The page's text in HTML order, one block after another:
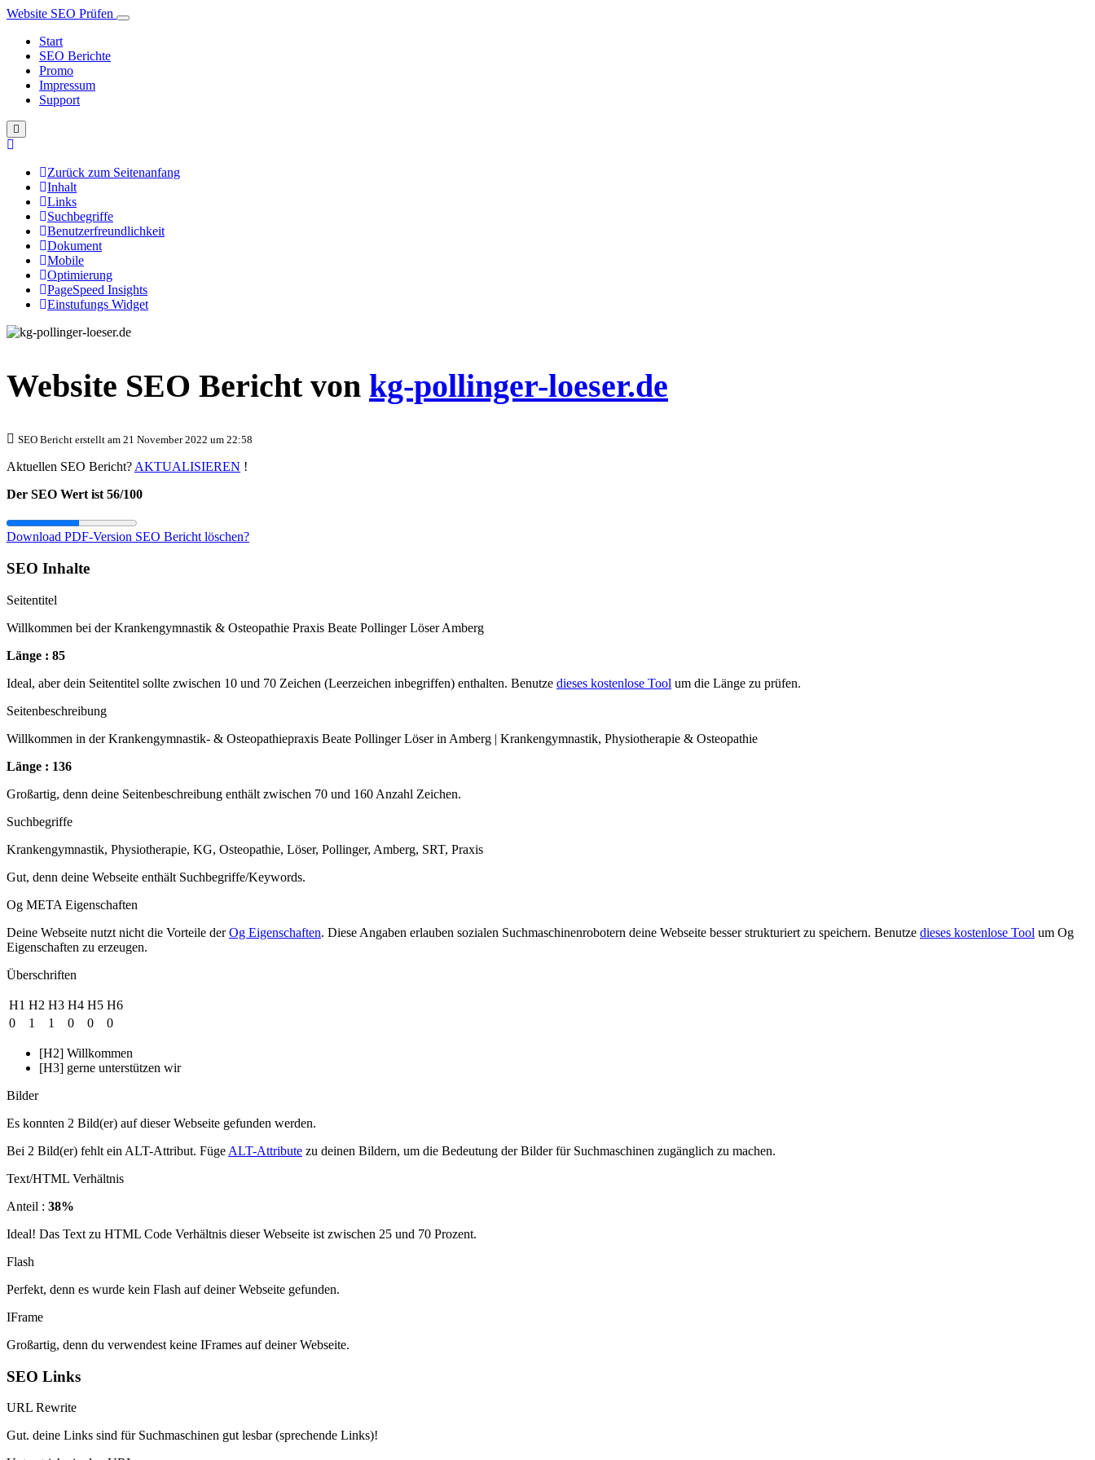
Website SEO Prüfen
Start
SEO Berichte
Promo
Impressum
Support
Zurück zum Seitenanfang
Inhalt
Links
Suchbegriffe
Benutzerfreundlichkeit
Dokument
Mobile
Optimierung
PageSpeed Insights
Einstufungs Widget
Website SEO Bericht von kg-pollinger-loeser.de
SEO Bericht erstellt am 21 November 2022 um 22:58
Aktuellen SEO Bericht? AKTUALISIEREN !
Der SEO Wert ist 56/100
Download PDF-Version SEO Bericht löschen?
SEO Inhalte
Seitentitel
Willkommen bei der Krankengymnastik & Osteopathie Praxis Beate Pollinger Löser Amberg
Länge : 85
Ideal, aber dein Seitentitel sollte zwischen 10 und 70 Zeichen (Leerzeichen inbegriffen) enthalten. Benutze dieses kostenlose Tool um die Länge zu prüfen.
Seitenbeschreibung
Willkommen in der Krankengymnastik- & Osteopathiepraxis Beate Pollinger Löser in Amberg | Krankengymnastik, Physiotherapie & Osteopathie
Länge : 136
Großartig, denn deine Seitenbeschreibung enthält zwischen 70 und 160 Anzahl Zeichen.
Suchbegriffe
Krankengymnastik, Physiotherapie, KG, Osteopathie, Löser, Pollinger, Amberg, SRT, Praxis
Gut, denn deine Webseite enthält Suchbegriffe/Keywords.
Og META Eigenschaften
Deine Webseite nutzt nicht die Vorteile derOg Eigenschaften. Diese Angaben erlauben sozialen Suchmaschinenrobotern deine Webseite besser strukturiert zu speichern. Benutze dieses kostenlose Tool um Og
Eigenschaften zu erzeugen.
Überschriften
H1 H2 H3 H4 H5 H6
0
1 1 0 0 0
[H2] Willkommen
[H3] gerne unterstützen wir
Bilder
Es konnten 2 Bild(er) auf dieser Webseite gefunden werden.
Bei 2 Bild(er) fehlt ein ALT-Attribut. Füge ALT-Attribute zu deinen Bildern, um die Bedeutung der Bilder für Suchmaschinen zugänglich zu machen.
Text/HTML Verhältnis
Anteil : 38%
Ideal! Das Text zu HTML Code Verhältnis dieser Webseite ist zwischen 25 und 70 Prozent.
Flash
Perfekt, denn es wurde kein Flash auf deiner Webseite gefunden.
IFrame
Großartig, denn du verwendest keine IFrames auf deiner Webseite.
SEO Links
URL Rewrite
Gut. deine Links sind für Suchmaschinen gut lesbar (sprechende Links)!